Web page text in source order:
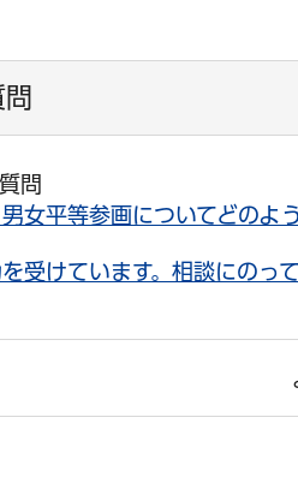
問
女平等参画についてどのよ
受けています。相談にのっ